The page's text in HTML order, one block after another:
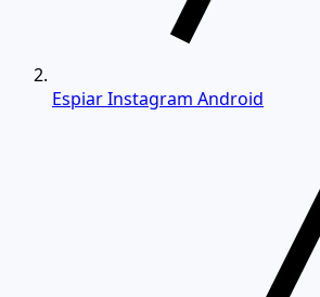
Espiar Instagram Android